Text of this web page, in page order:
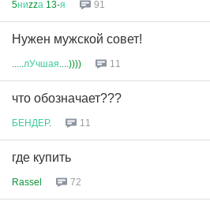
5ниzzа 13-я 91
Нужен мужской совет!
лУчшая ....)))) 11
что обозначает???
БЕНДЕР. 11
где купить
Rassel 72